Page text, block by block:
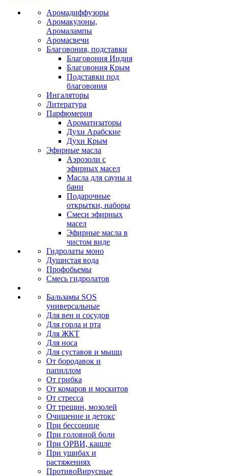
Аромадиффузоры
Аромакулоны,
Аромалампы
Аромасвечи
Благовония, подставки
Благовония Индия
Благовония Крым
Подставки под
благовония
Ингаляторы
Литература
Парфюмерия
Ароматизаторы
Духи Арабские
Духи Крым
Эфирные масла
Аэрозоли с
эфирных масел
Масла для сауны и
бани
Подарочные
открытки, наборы
Смеси эфирных
масел
Эфирные масла в
чистом виде
Гидролаты моно
Душистая вода
Профобьемы
Смесь гидролатов
Бальзамы SOS
универсальные
Для вен и сосудов
Для горла и рта
Для ЖКТ
Для носа
Для суставов и мышц
От бородавок и
папиллом
От грибка
От комаров и москитов
От стресса
От трещин, мозолей
Очищение и детокс
При бессонице
При головной боли
При ОРВИ, кашле
При ушибах и
растяжениях
ПротивоВирусные